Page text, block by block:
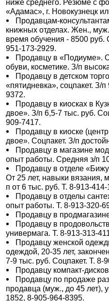
ниже среднего. Резюме с
«Адамас», г. Новокузнецк
Продавцам-
книжных отделах. Жен.,
время обучения - 8500 руб.
951-173-2929.
Продавцу в «Подиуме».
обуви, косметике. З/п
Продавцу в детском
«пятидневка», соцпакет. З/
9372.
Продавцу в киосках в
двое». З/п 6,5-7 тыс. руб.
909-7417.
Продавцу в киоске
двое». Соцпакет. З/п
Продавцу в магазине
опыт работы. Средняя з/п
Продавцу в отделе
От 25 лет, навыки вязания,
п от 6 тыс. руб. Т. 8-913-414-
Продавцу в отделы
опыт работы. Т. 8-913-320-
Продавцу в
Продавцу в
универмага. Т. 8-913-313-
Продавцу женской
одеждой, 20-35 лет,
7-9 тыс. руб. Соцпакет. Т. 8-
Продавцу компакт-
Продавцу по продаже
продавца (муж., до 45 лет),
1852, 8-905-964-8395.